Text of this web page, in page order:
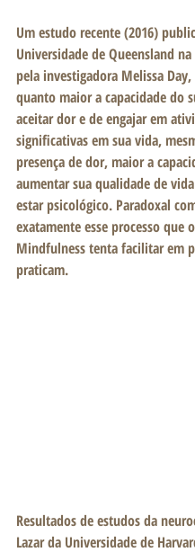
Um estudo recente (2016)
Universidade de Queensland
pela investigadora Melissa
quanto maior a capacidade do
aceitar dor e de engajar em
significativas em sua vida,
presença de dor, maior a
aumentar sua qualidade de
estar psicológico. Paradoxal
exatamente esse processo que
Mindfulness tenta facilitar em
praticam.
Resultados de estudos da
Lazar da Universidade de